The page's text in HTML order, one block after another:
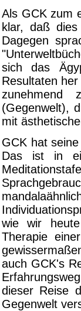
Als GCK zum
klar, daß
Dagegen
sich das
Resultaten
(Gegenwelt),
mit
GCK hat
Das ist in
wie wir
Therapie
auch GCK's
dieser Reise
Gegenwelt